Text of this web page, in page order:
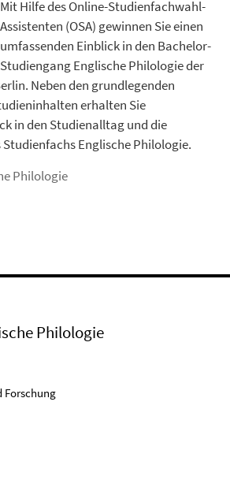
Mit Hilfe des Online-Studienfachwahl-
Assistenten (OSA) gewinnen Sie einen
umfassenden Einblick in den Bachelor-
Studiengang Englische Philologie der
Neben den grundlegenden
erhalten Sie
in den Studienalltag und die
Englische Philologie.
Philologie
Philologie
Forschung